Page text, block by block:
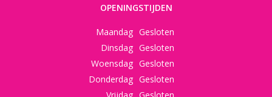
OPENINGSTIJDEN
Maandag Gesloten
Dinsdag Gesloten
Woensdag Gesloten
Donderdag Gesloten